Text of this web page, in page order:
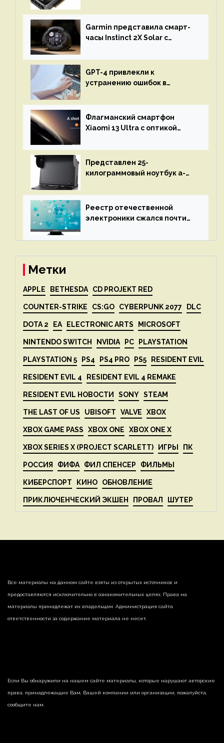
Garmin представила смарт-
часы Instinct 2X Solar с
GPT-4 привлекли к
устранению ошибок в
остановится до полного
восстановления кода и
объяснит, что пошло не так
Флагманский смартфон
Xiaomi 13 Ultra с оптикой
представят 18 апреля
Представлен 25-
килограммовый ноутбук a-
до 3 Тбайт DDR5 и шесть
дисплеев
Реестр отечественной
электроники сжался почти
Метки
APPLE BETHESDA CD PROJEKT RED
COUNTER-STRIKE CS:GO CYBERPUNK 2077 DLC
DOTA 2 EA ELECTRONIC ARTS MICROSOFT
NINTENDO SWITCH NVIDIA PC PLAYSTATION
PLAYSTATION 5 PS4 PS4 PRO PS5 RESIDENT EVIL
RESIDENT EVIL 4 RESIDENT EVIL 4 REMAKE
RESIDENT EVIL НОВОСТИ SONY STEAM
THE LAST OF US UBISOFT VALVE XBOX
XBOX GAME PASS XBOX ONE XBOX ONE X
XBOX SERIES X (PROJECT SCARLETT) ИГРЫ ПК
РОССИЯ ФИФА ФИЛ СПЕНСЕР ФИЛЬМЫ
КИБЕРСПОРТ КИНО ОБНОВЛЕНИЕ
ПРИКЛЮЧЕНЧЕСКИЙ ЭКШЕН ПРОВАЛ ШУТЕР
Все материалы на данном сайте взяты из открытых источников и
предоставляются исключительно в ознакомительных целях. Права на
материалы принадлежат их владельцам. Администрация сайта
ответственности за содержание материала не несет.
Если Вы обнаружили на нашем сайте материалы, которые нарушают авторские
права, принадлежащие Вам, Вашей компании или организации, пожалуйста,
сообщите нам.